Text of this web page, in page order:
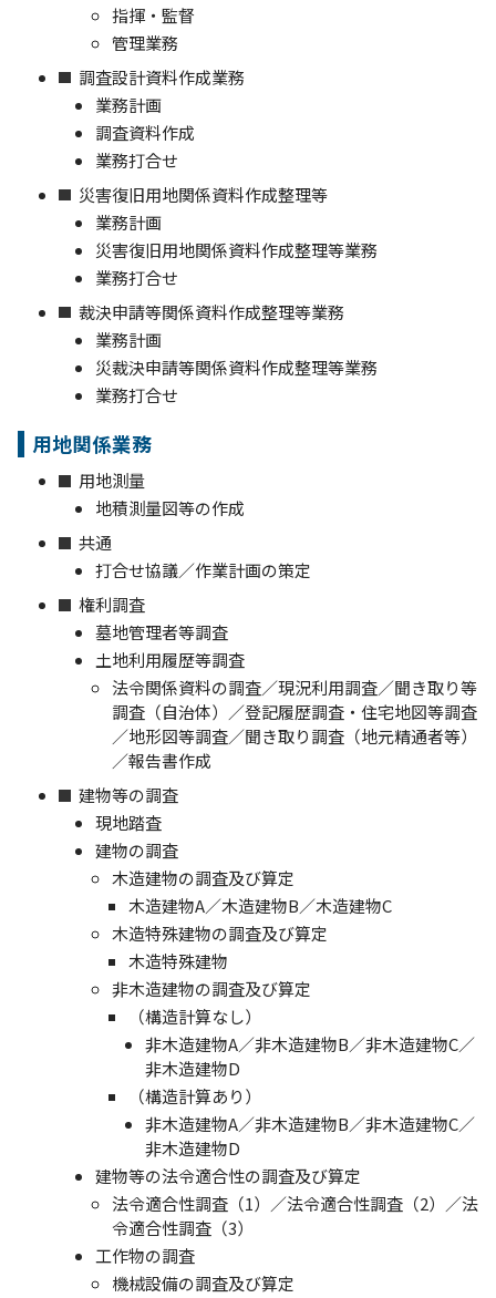
指揮・監督
管理業務
調査設計資料作成業務
業務計画
調査資料作成
業務打合せ
災害復旧用地関係資料作成整理等
業務計画
災害復旧用地関係資料作成整理等業務
業務打合せ
裁決申請等関係資料作成整理等業務
業務計画
災裁決申請等関係資料作成整理等業務
業務打合せ
用地関係業務
用地測量
地積測量図等の作成
共通
打合せ協議／作業計画の策定
権利調査
墓地管理者等調査
土地利用履歴等調査
法令関係資料の調査／現況利用調査／聞き取り等
調査（自治体）／登記履歴調査・住宅地図等調査
／地形図等調査／聞き取り調査（地元精通者等）
／報告書作成
建物等の調査
現地踏査
建物の調査
木造建物の調査及び算定
木造建物A／木造建物B／木造建物C
木造特殊建物の調査及び算定
木造特殊建物
非木造建物の調査及び算定
（構造計算なし）
非木造建物A／非木造建物B／非木造建物C／
非木造建物D
（構造計算あり）
非木造建物A／非木造建物B／非木造建物C／
非木造建物D
建物等の法令適合性の調査及び算定
法令適合性調査（1）／法令適合性調査（2）／法
令適合性調査（3）
工作物の調査
機械設備の調査及び算定